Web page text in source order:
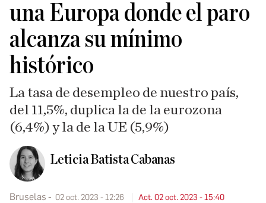
una Europa donde el paro
alcanza su mínimo
histórico
La tasa de desempleo de nuestro país,
del 11,5%, duplica la de la eurozona
(6,4%) y la de la UE (5,9%)
Leticia Batista Cabanas
Bruselas 02 oct. 2023 - 12:26 Act. 02 oct. 2023 - 15:40